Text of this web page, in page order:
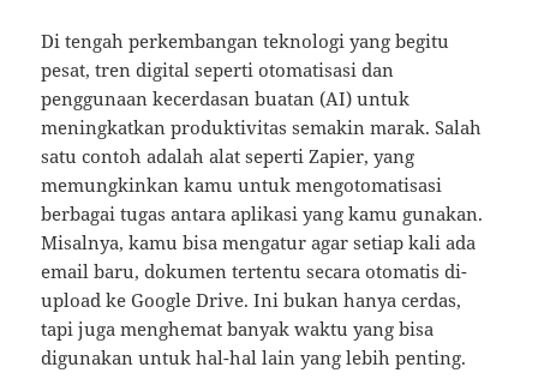
Di tengah perkembangan teknologi yang begitu
pesat, tren digital seperti otomatisasi dan
penggunaan kecerdasan buatan (AI) untuk
meningkatkan produktivitas semakin marak. Salah
satu contoh adalah alat seperti Zapier, yang
memungkinkan kamu untuk mengotomatisasi
berbagai tugas antara aplikasi yang kamu gunakan.
Misalnya, kamu bisa mengatur agar setiap kali ada
email baru, dokumen tertentu secara otomatis di-
upload ke Google Drive. Ini bukan hanya cerdas,
tapi juga menghemat banyak waktu yang bisa
digunakan untuk hal-hal lain yang lebih penting.